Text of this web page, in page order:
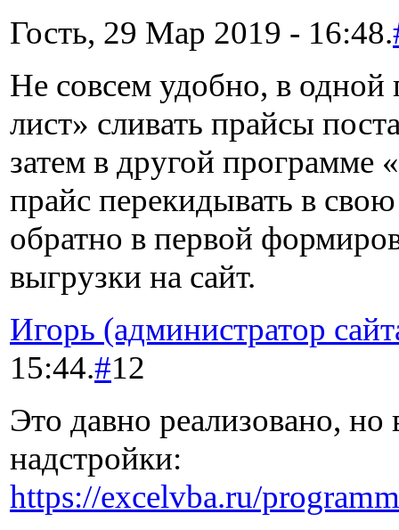
Гость, 29 Мар 2019 - 16:48.
Не совсем удобно, в
лист» сливать прайсы
затем в другой программе
прайс перекидывать в
обратно в первой
выгрузки на сайт.
Игорь (администратор
15:44.#12
Это давно реализовано, но
надстройки:
https://excelvba.ru/